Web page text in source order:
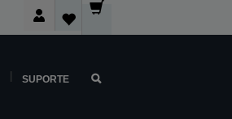
SUPORTE